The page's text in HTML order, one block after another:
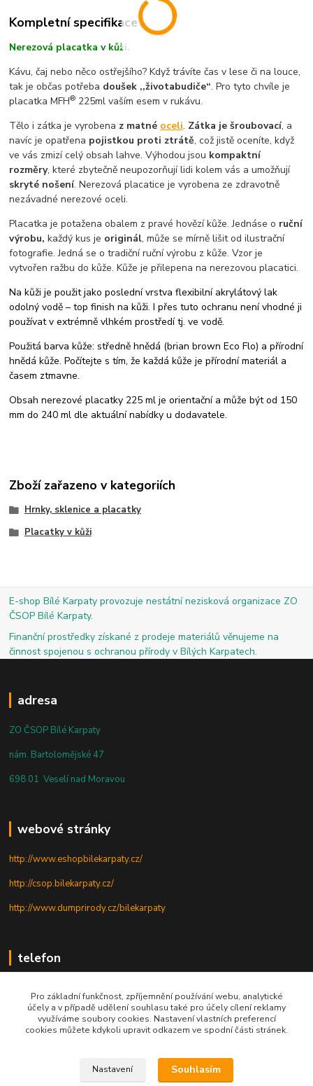
Kompletní specifikace
Nerezová placatka v kůži.
Kávu, čaj nebo něco ostřejšího? Když trávíte čas v lese či na louce,
tak je občas potřeba doušek ,,životabudiče“. Pro tyto chvíle je
placatka MFH® 225ml vaším esem v rukávu.
Tělo i zátka je vyrobena z matné oceli. Zátka je šroubovací, a
navíc je opatřena pojistkou proti ztrátě, což jistě oceníte, když
ve vás zmizí celý obsah lahve. Výhodou jsou kompaktní
rozměry, které zbytečně neupozorňují lidi kolem vás a umožňují
skryté nošení. Nerezová placatice je vyrobena ze zdravotně
nezávadné nerezové oceli.
Placatka je potažena obalem z pravé hovězí kůže. Jednáse o ruční
výrobu, každý kus je originál, může se mírně lišit od ilustrační
fotografie. Jedná se o tradiční ruční výrobu z kůže. Vzor je
vytvořen ražbu do kůže. Kůže je přilepena na nerezovou placatici.
Na kůži je použit jako poslední vrstva flexibilní akrylátový lak
odolný vodě – top finish na kůži. I přes tuto ochranu není vhodné ji
používat v extrémně vlhkém prostředí tj. ve vodě.
Použitá barva kůže: středně hnědá (brian brown Eco Flo) a přírodní
hnědá kůže. Počítejte s tím, že každá kůže je přírodní materiál a
časem ztmavne.
Obsah nerezové placatky 225 ml je orientační a může být od 150
mm do 240 ml dle aktuální nabídky u dodavatele.
Zboží zařazeno v kategoriích
Hrnky, sklenice a placatky
Placatky v kůži
E-shop Bílé Karpaty provozuje nestátní nezisková organizace ZO
ČSOP Bílé Karpaty.
Finanční prostředky získané z prodeje materiálů věnujeme na
činnost spojenou s ochranou přírody v Bílých Karpatech.
adresa
ZO ČSOP Bílé Karpaty
nám. Bartolomějské 47
698 01 Veselí nad Moravou
webové stránky
http://www.eshopbilekarpaty.cz/
http://csop.bilekarpaty.cz/
http://www.dumprirody.cz/bilekarpaty
telefon
+420 727 880 789
PO - PÁ: 9 - 17
Pro základní funkčnost, zpříjemnění používání webu, analytické
účely a v případě udělení souhlasu také pro účely cílení reklamy
využíváme soubory cookies. Nastavení vlastních preferencí
cookies můžete kdykoli upravit odkazem ve spodní části stránek.
Nastavení Souhlasím